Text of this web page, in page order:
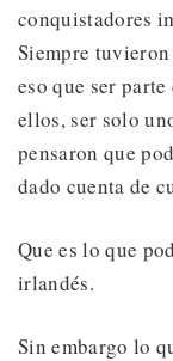
conquistadores
Siempre
eso que ser
ellos, ser solo
pensaron que
dado cuenta de
Que es lo que
irlandés.
Sin embargo lo